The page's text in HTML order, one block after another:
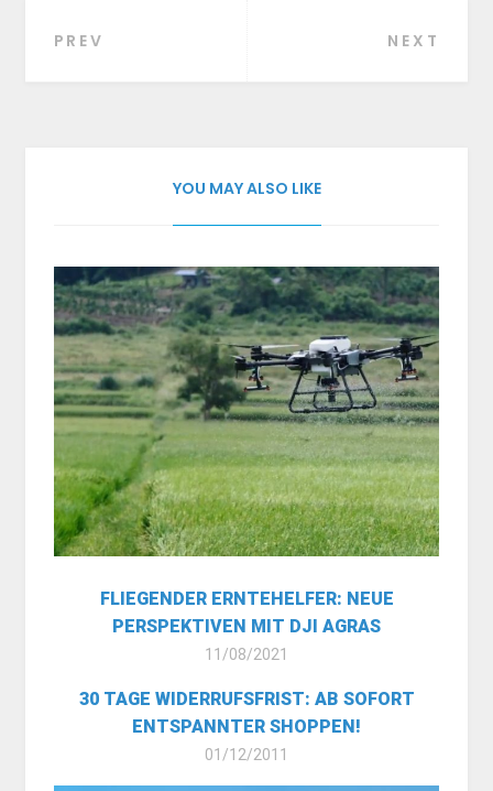
Beitragsnavigation
PREV NEXT
YOU MAY ALSO LIKE
FLIEGENDER ERNTEHELFER: NEUE
PERSPEKTIVEN MIT DJI AGRAS
11/08/2021
30 TAGE WIDERRUFSFRIST: AB SOFORT
ENTSPANNTER SHOPPEN!
01/12/2011